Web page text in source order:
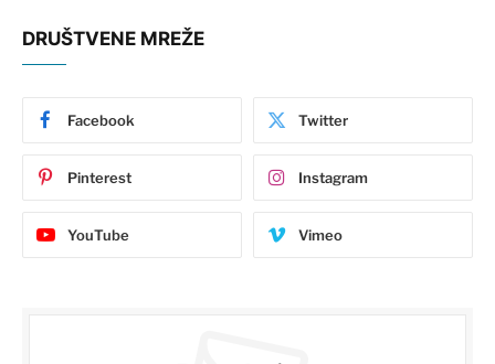
DRUŠTVENE MREŽE
Facebook Twitter
Pinterest Instagram
YouTube Vimeo